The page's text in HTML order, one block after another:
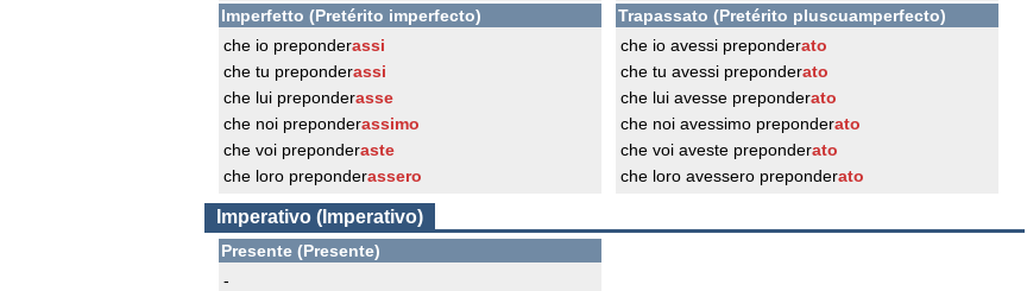
Imperfetto (Pretérito imperfecto)
che io preponderassi
che tu preponderassi
che lui preponderasse
che noi preponderassimo
che voi preponderaste
che loro preponderassero
Trapassato (Pretérito pluscuamperfecto)
che io avessi preponderato
che tu avessi preponderato
che lui avesse preponderato
che noi avessimo preponderato
che voi aveste preponderato
che loro avessero preponderato
Imperativo (Imperativo)
Presente (Presente)
-